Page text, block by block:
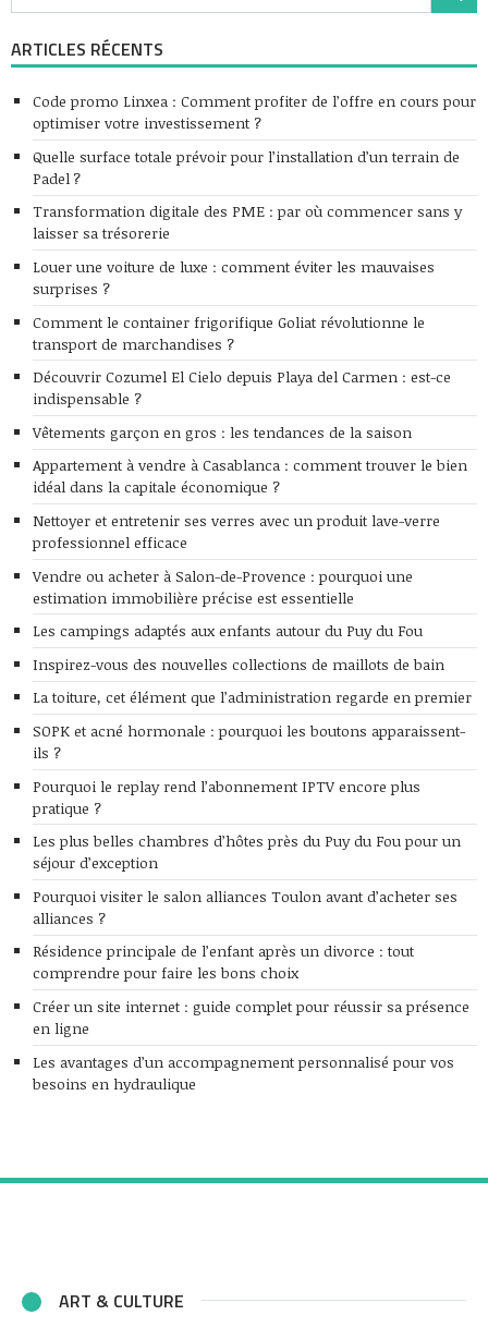
ARTICLES RÉCENTS
Code promo Linxea : Comment profiter de l’offre en cours pour
optimiser votre investissement ?
Quelle surface totale prévoir pour l’installation d’un terrain de
Padel ?
Transformation digitale des PME : par où commencer sans y
laisser sa trésorerie
Louer une voiture de luxe : comment éviter les mauvaises
surprises ?
Comment le container frigorifique Goliat révolutionne le
transport de marchandises ?
Découvrir Cozumel El Cielo depuis Playa del Carmen : est-ce
indispensable ?
Vêtements garçon en gros : les tendances de la saison
Appartement à vendre à Casablanca : comment trouver le bien
idéal dans la capitale économique ?
Nettoyer et entretenir ses verres avec un produit lave-verre
professionnel efficace
Vendre ou acheter à Salon-de-Provence : pourquoi une
estimation immobilière précise est essentielle
Les campings adaptés aux enfants autour du Puy du Fou
Inspirez-vous des nouvelles collections de maillots de bain
La toiture, cet élément que l’administration regarde en premier
SOPK et acné hormonale : pourquoi les boutons apparaissent-
ils ?
Pourquoi le replay rend l’abonnement IPTV encore plus
pratique ?
Les plus belles chambres d’hôtes près du Puy du Fou pour un
séjour d’exception
Pourquoi visiter le salon alliances Toulon avant d’acheter ses
alliances ?
Résidence principale de l’enfant après un divorce : tout
comprendre pour faire les bons choix
Créer un site internet : guide complet pour réussir sa présence
en ligne
Les avantages d’un accompagnement personnalisé pour vos
besoins en hydraulique
ART & CULTURE